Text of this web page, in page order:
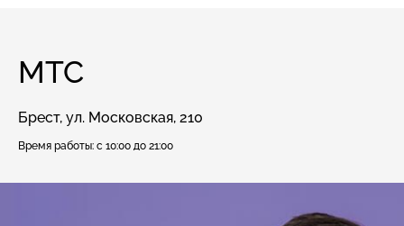
МТС
Брест, ул. Московская, 210
Время работы: с 10:00 до 21:00